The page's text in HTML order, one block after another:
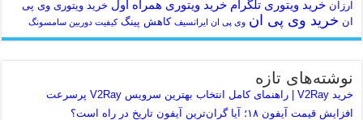
ارزان خرید ویتوری تلگرام خرید ویتوری همراه اول خرید ویتوری وی پی
ان خرید وی پی ان وی پی ان ایرانسیف کاهش پینگ کیفیت دوربین سامسونگ
نوشته‌های تازه
خرید V2Ray | راهنمای کامل انتخاب بهترین سرویس V2Ray پرسرعت
افزایش قیمت آیفون ۱۸؛ آیا گران‌ترین آیفون تاریخ در راه است؟